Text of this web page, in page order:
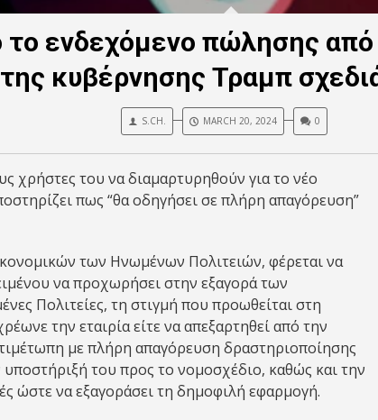
το ενδεχόμενο πώλησης
κυβέρνησης Τραμπ
S.CH. MARCH 20, 2024 0
χρήστες του να διαμαρτυρηθούν για το νέο
πως “θα οδηγήσει σε πλήρη απαγόρευση”
των Ηνωμένων Πολιτειών, φέρεται να
να προχωρήσει στην εξαγορά των
Πολιτείες, τη στιγμή που προωθείται στη
την εταιρία είτε να απεξαρτηθεί από την
με πλήρη απαγόρευση δραστηριοποίησης
του προς το νομοσχέδιο, καθώς και την
ώστε να εξαγοράσει τη δημοφιλή εφαρμογή.